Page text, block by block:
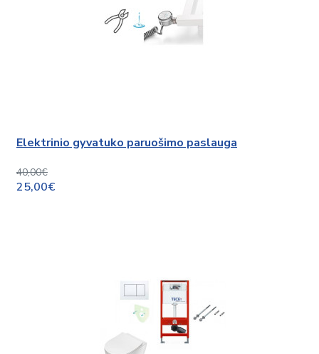
Elektrinio gyvatuko paruošimo paslauga
40,00€
25,00€